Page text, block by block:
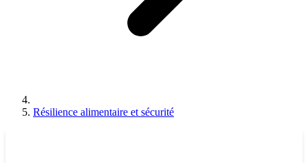
Résilience alimentaire et sécurité